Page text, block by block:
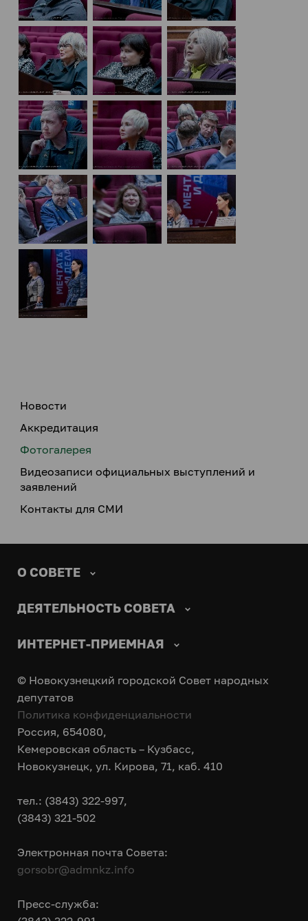
Новости
Аккредитация
Фотогалерея
Видеозаписи официальных выступлений и
заявлений
Контакты для СМИ
О СОВЕТЕ
ДЕЯТЕЛЬНОСТЬ СОВЕТА
ИНТЕРНЕТ-ПРИЕМНАЯ
© Новокузнецкий городской Совет народных
депутатов
Политика конфиденциальности
Россия, 654080,
Кемеровская область – Кузбасс,
Новокузнецк, ул. Кирова, 71, каб. 410
тел.: (3843) 322-997,
(3843) 321-502
Электронная почта Совета:
gorsobr@admnkz.info
Пресс-служба: